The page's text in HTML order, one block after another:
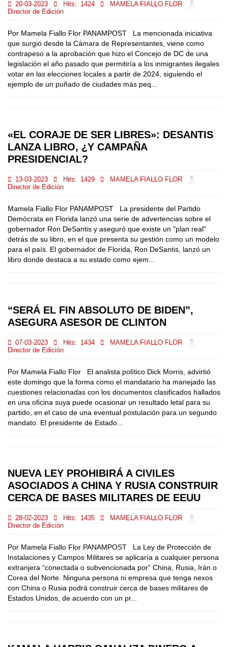
20-03-2023 Hits: 1424
MAMELA FIALLO FLOR
Director de Edición
Por Mamela Fiallo Flor PANAMPOST La mencionada iniciativa
que surgió desde la Cámara de Representantes, viene como
contrapeso a la aprobación que hizo el Concejo de DC de una
legislación el año pasado que permitiría a los inmigrantes ilegales
votar en las elecciones locales a partir de 2024, siguiendo el
ejemplo de un puñado de ciudades más peq...
«EL CORAJE DE SER LIBRES»: DESANTIS
LANZA LIBRO, ¿Y CAMPAÑA
PRESIDENCIAL?
13-03-2023 Hits: 1429
MAMELA FIALLO FLOR
Director de Edición
Mamela Fiallo Flor PANAMPOST La presidente del Partido
Demócrata en Florida lanzó una serie de advertencias sobre el
gobernador Ron DeSantis y aseguró que existe un "plan real"
detrás de su libro, en el que presenta su gestión como un modelo
para el país. El gobernador de Florida, Ron DeSantis, lanzó un
libro donde destaca a su estado como ejem...
“SERÁ EL FIN ABSOLUTO DE BIDEN”,
ASEGURA ASESOR DE CLINTON
07-03-2023 Hits: 1434
MAMELA FIALLO FLOR
Director de Edición
Por Mamela Fiallo Flor El analista político Dick Morris, advirtió
este domingo que la forma como el mandatario ha manejado las
cuestiones relacionadas con los documentos clasificados hallados
en una oficina suya puede ocasionar un resultado letal para su
partido, en el caso de una eventual postulación para un segundo
mandato. El presidente de Estado...
NUEVA LEY PROHIBIRÁ A CIVILES
ASOCIADOS A CHINA Y RUSIA CONSTRUIR
CERCA DE BASES MILITARES DE EEUU
28-02-2023 Hits: 1435
MAMELA FIALLO FLOR
Director de Edición
Por Mamela Fiallo Flor PANAMPOST La Ley de Protección de
Instalaciones y Campos Militares se aplicaría a cualquier persona
extranjera “conectada o subvencionada por” China, Rusia, Irán o
Corea del Norte. Ninguna persona ni empresa que tenga nexos
con China o Rusia podrá construir cerca de bases militares de
Estados Unidos, de acuerdo con un pr...